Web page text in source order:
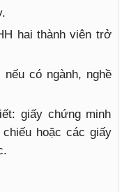
hai thành viên trở
có ngành, nghề
giấy chứng minh
hoặc các giấy